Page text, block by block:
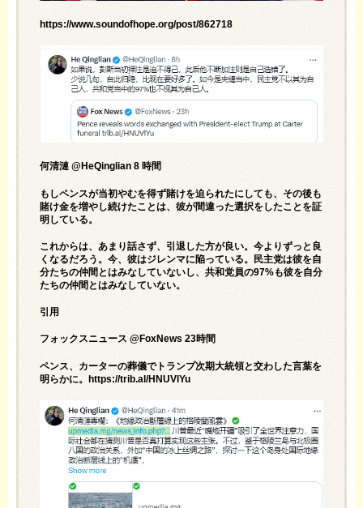
https://www.soundofhope.org/post/862718
何清漣 @HeQinglian 8 時間
もしペンスが当初やむを得ず賭けを迫られたにしても、その後も
賭け金を増やし続けたことは、彼が間違った選択をしたことを証
明している。
これからは、あまり話さず、引退した方が良い。今よりずっと良
くなるだろう。今、彼はジレンマに陥っている。民主党は彼を自
分たちの仲間とはみなしていないし、共和党員の97%も彼を自分
たちの仲間とはみなしていない。
引用
フォックスニュース @FoxNews 23時間
ペンス、カーターの葬儀でトランプ次期大統領と交わした言葉を
明らかに。https://trib.al/HNUVlYu